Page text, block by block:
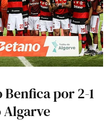
por 2-1
Algarve